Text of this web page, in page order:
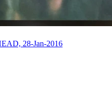
28-Jan-2016